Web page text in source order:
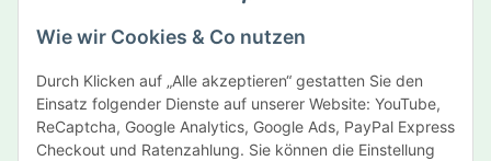
Wie wir Cookies & Co nutzen
Durch Klicken auf „Alle akzeptieren“ gestatten Sie den
Einsatz folgender Dienste auf unserer Website: YouTube,
ReCaptcha, Google Analytics, Google Ads, PayPal Express
Checkout und Ratenzahlung. Sie können die Einstellung
Newsletter Abonnieren
Informationen
Gesetzliche Informationen